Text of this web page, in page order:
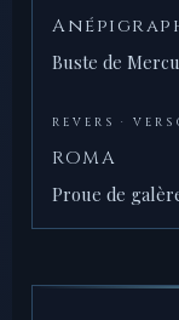
Buste de
REVERS ·
ROMA
Proue de